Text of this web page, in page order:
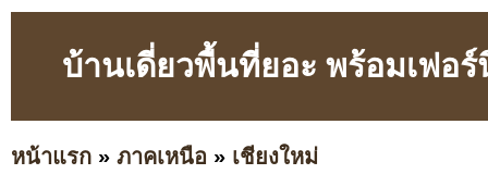
บ้านเดี่ยวพื้นที่ยอะ พร้อมเฟอร์
หน้าแรก » ภาคเหนือ » เชียงใหม่